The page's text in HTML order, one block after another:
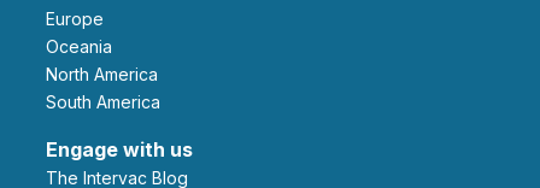
Europe
Oceania
North America
South America
Engage with us
The Intervac Blog